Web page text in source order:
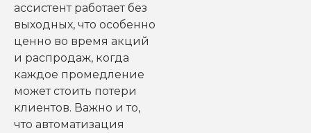
ассистент работает без
выходных, что особенно
ценно во время акций
и распродаж, когда
каждое промедление
может стоить потери
клиентов. Важно и то,
что автоматизация